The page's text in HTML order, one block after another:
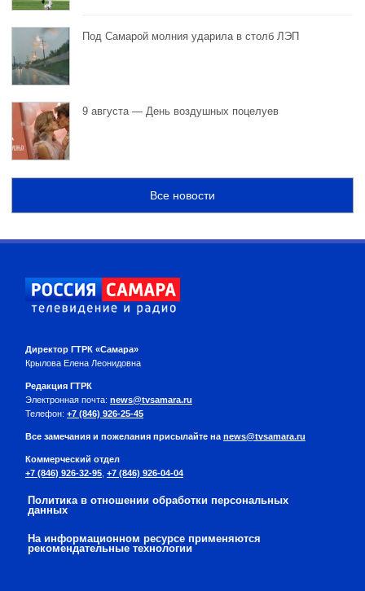
Под Самарой молния ударила в столб ЛЭП
9 августа — День воздушных поцелуев
Все новости
Директор ГТРК «Самара»
Крылова Елена Леонидовна
Редакция ГТРК
Электронная почта: news@tvsamara.ru
Телефон: +7 (846) 926-25-45
Все замечания и пожелания присылайте на news@tvsamara.ru
Коммерческий отдел
+7 (846) 926-32-95 +7 (846) 926-04-04
Политика в отношении обработки персональных
данных
На информационном ресурсе применяются
рекомендательные технологии